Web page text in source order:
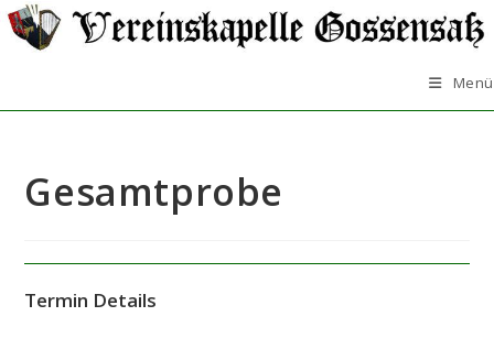
Zum
Inhalt
Menü
Gesamtprobe
Termin Details